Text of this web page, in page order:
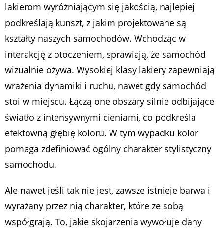
lakierom wyróżniającym się jakością, najlepiej
podkreślają kunszt, z jakim projektowane są
kształty naszych samochodów. Wchodząc w
interakcję z otoczeniem, sprawiają, że samochód
wizualnie ożywa. Wysokiej klasy lakiery zapewniają
wrażenia dynamiki i ruchu, nawet gdy samochód
stoi w miejscu. Łączą one obszary silnie odbijające
światło z intensywnymi cieniami, co podkreśla
efektowną głębię koloru. W tym wypadku kolor
pomaga zdefiniować ogólny charakter stylistyczny
samochodu.
Ale nawet jeśli tak nie jest, zawsze istnieje barwa i
wyrażany przez nią charakter, które ze sobą
współgrają. To, jakie skojarzenia wywołuje dany